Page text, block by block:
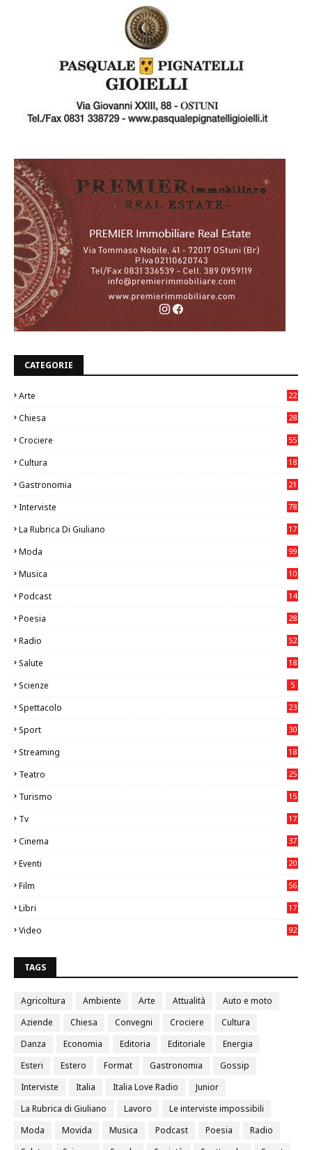
CATEGORIE
Arte
22
Chiesa
28
Crociere 55
Cultura
18
Gastronomia
21
Interviste 78
La Rubrica Di Giuliano
17
Moda 99
Musica
10
Podcast 14
Poesia 28
Radio 52
Salute
18
Scienze 5
Spettacolo 23
Sport
30
Streaming 18
Teatro
25
Turismo
15
Tv
17
Cinema
37
Eventi
20
Film
56
Libri
17
Video
92
TAGS
Agricoltura Ambiente Arte Attualità
Auto e moto
Aziende
Chiesa Convegni Crociere
Cultura
Danza
Economia Editoria Editoriale
Energia
Esteri
Estero Format Gastronomia
Gossip
Interviste
Italia Italia Love Radio
Junior
La Rubrica di Giuliano
Lavoro
Le interviste impossibili
Moda
Movida Musica Podcast Poesia
Radio